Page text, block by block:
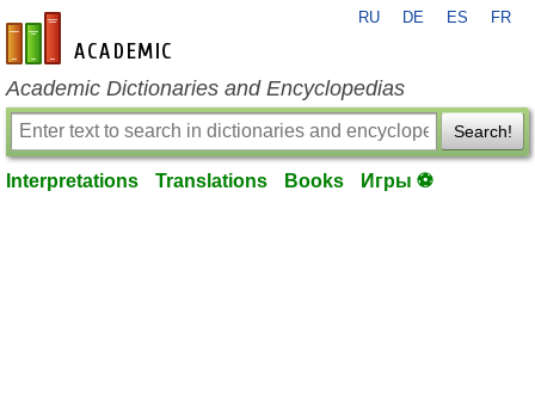
en-academic.com
RU DE ES FR
Academic Dictionaries and Encyclopedias
Search!
Interpretations Translations Books Игры ⚽